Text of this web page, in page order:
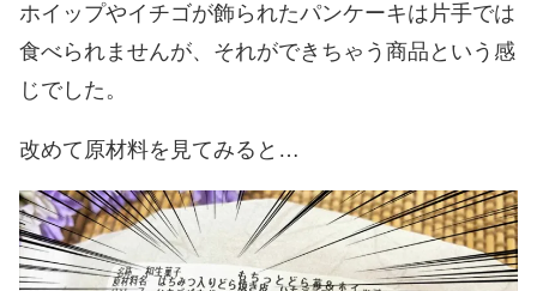
ホイップやイチゴが飾られたパンケーキは片手では
食べられませんが、それができちゃう商品という感
じでした。
改めて原材料を見てみると…